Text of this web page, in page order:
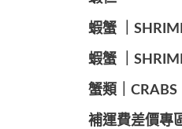
蝦蟹 ｜
蝦蟹 ｜
️蟹類｜CRABS
補運費差價專